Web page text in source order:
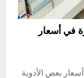
في أسعار
بعض الأدوية